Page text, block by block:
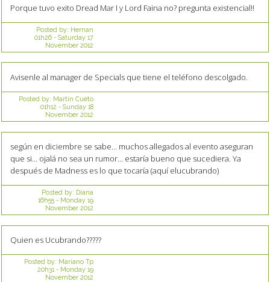
Porque tuvo exito Dread Mar I y Lord Faina no? pregunta existencial!!
Posted by: Hernan
01h26- Saturday 17
November 2012
Avisenle al manager de Specials que tiene el teléfono descolgado.
Posted by: Martin Cueto
01h12 - Sunday 18
November 2012
según en diciembre se sabe... muchos allegados al evento aseguran
que si... ojalá no sea un rumor... estaría bueno que sucediera. Ya
después de Madness es lo que tocaría (aquí elucubrando)
Posted by: Diana
16h55- Monday 19
November 2012
Quien es Ucubrando?????
Posted by: Mariano Tp
20h31 - Monday 19
November 2012